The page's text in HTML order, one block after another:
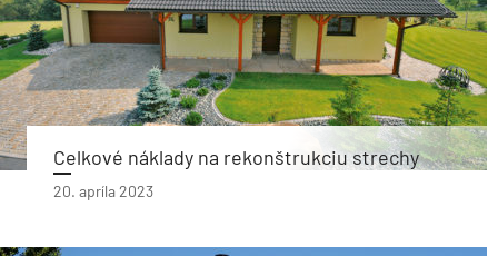
Celkové náklady na rekonštrukciu strechy
20. apríla 2023